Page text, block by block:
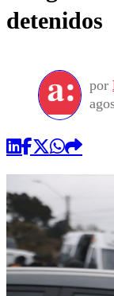
detenidos
por